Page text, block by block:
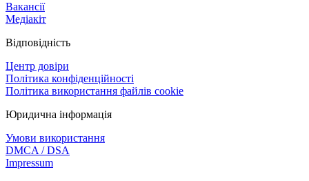
Вакансії
Медіакіт
Відповідність
Центр довіри
Політика конфіденційності
Політика використання файлів cookie
Юридична інформація
Умови використання
DMCA / DSA
Impressum